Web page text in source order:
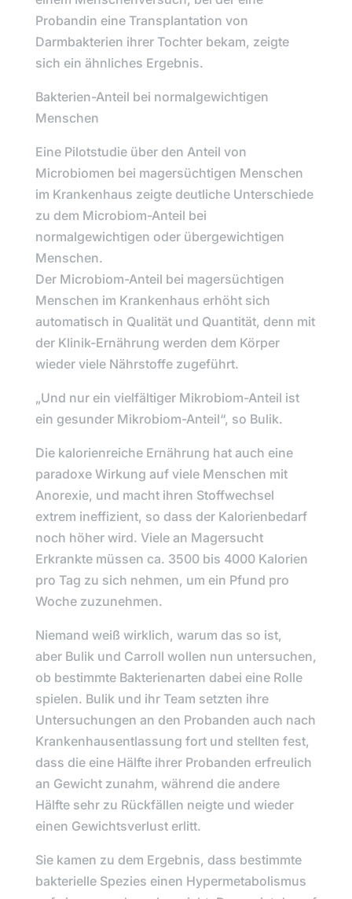
Probandin eine Transplantation von
Darmbakterien ihrer Tochter bekam, zeigte
sich ein ähnliches Ergebnis.
Bakterien-Anteil bei normalgewichtigen
Menschen
Eine Pilotstudie über den Anteil von
Microbiomen bei magersüchtigen Menschen
im Krankenhaus zeigte deutliche Unterschiede
zu dem Microbiom-Anteil bei
normalgewichtigen oder übergewichtigen
Menschen.
Der Microbiom-Anteil bei magersüchtigen
Menschen im Krankenhaus erhöht sich
automatisch in Qualität und Quantität, denn mit
der Klinik-Ernährung werden dem Körper
wieder viele Nährstoffe zugeführt.
„Und nur ein vielfältiger Mikrobiom-Anteil ist
ein gesunder Mikrobiom-Anteil“, so Bulik.
Die kalorienreiche Ernährung hat auch eine
paradoxe Wirkung auf viele Menschen mit
Anorexie, und macht ihren Stoffwechsel
extrem ineffizient, so dass der Kalorienbedarf
noch höher wird. Viele an Magersucht
Erkrankte müssen ca. 3500 bis 4000 Kalorien
pro Tag zu sich nehmen, um ein Pfund pro
Woche zuzunehmen.
Niemand weiß wirklich, warum das so ist,
aber Bulik und Carroll wollen nun untersuchen,
ob bestimmte Bakterienarten dabei eine Rolle
spielen. Bulik und ihr Team setzten ihre
Untersuchungen an den Probanden auch nach
Krankenhausentlassung fort und stellten fest,
dass die eine Hälfte ihrer Probanden erfreulich
an Gewicht zunahm, während die andere
Hälfte sehr zu Rückfällen neigte und wieder
einen Gewichtsverlust erlitt.
Sie kamen zu dem Ergebnis, dass bestimmte
bakterielle Spezies einen Hypermetabolismus